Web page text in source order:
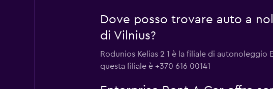
Dove posso trovare auto a
di Vilnius?
Rodunios Kelias 2 1 è la filiale di
questa filiale è +370 616 00141